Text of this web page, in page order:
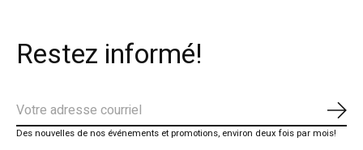
Restez informé!
Des nouvelles de nos événements et promotions, environ deux fois par mois!